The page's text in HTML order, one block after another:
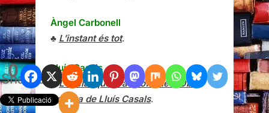
0
Shares
Àngel Carbonell
♣ L’instant és tot.
Lluís Casals
♣L’esclat que ara m’ofrenes. Obra
poètica de Lluís Casals.